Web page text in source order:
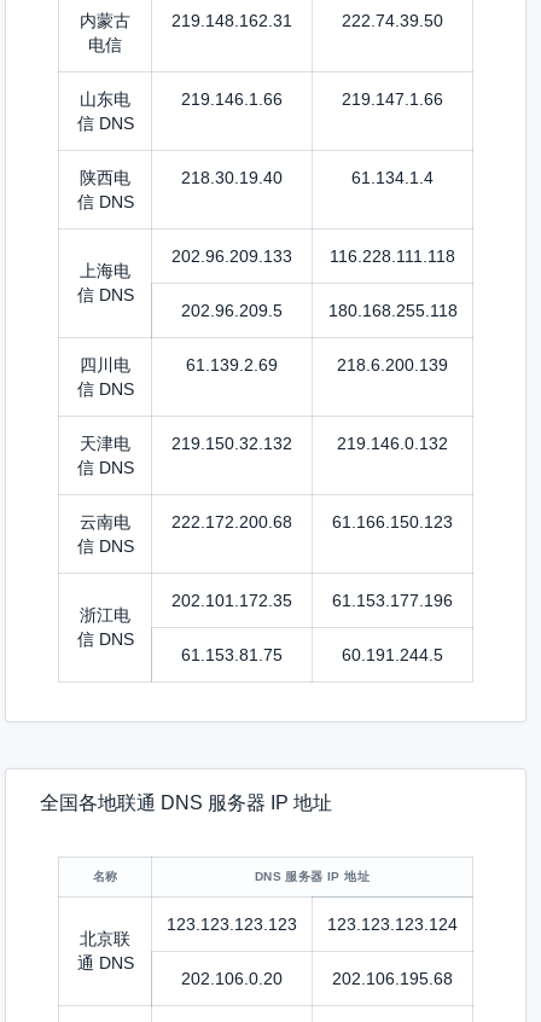
内蒙古
电信
219.148.162.31 222.74.39.50
山东电
信 DNS
219.146.1.66 219.147.1.66
陕西电
信 DNS
218.30.19.40 61.134.1.4
上海电
信 DNS
202.96.209.133 116.228.111.118
202.96.209.5 180.168.255.118
四川电
信 DNS
61.139.2.69 218.6.200.139
天津电
信 DNS
219.150.32.132 219.146.0.132
云南电
信 DNS
222.172.200.68 61.166.150.123
浙江电
信 DNS
202.101.172.35 61.153.177.196
61.153.81.75 60.191.244.5
全国各地联通 DNS 服务器 IP 地址
名称 DNS 服务器 IP 地址
北京联
通 DNS
123.123.123.123 123.123.123.124
202.106.0.20 202.106.195.68